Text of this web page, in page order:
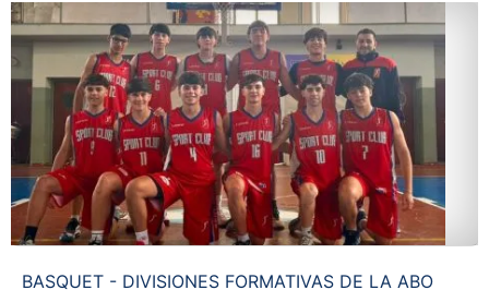
BASQUET - DIVISIONES FORMATIVAS DE LA ABO